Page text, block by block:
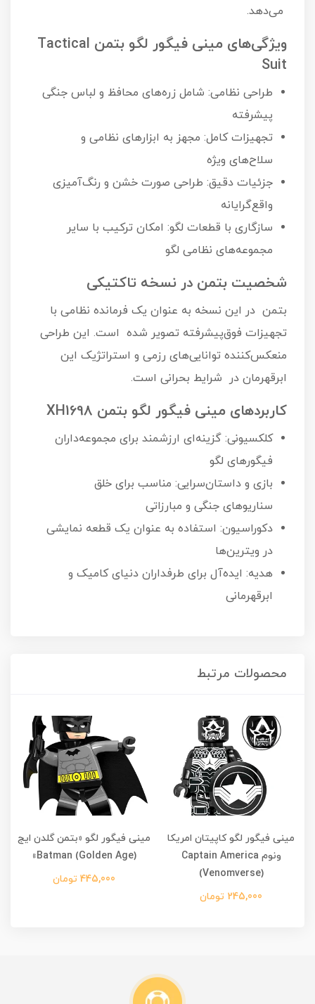
می‌دهد.
ویژگی‌های مینی فیگور لگو بتمن Tactical
Suit
طراحی نظامی: شامل زره‌های محافظ و لباس جنگی
پیشرفته
تجهیزات کامل: مجهز به ابزارهای نظامی و
سلاح‌های ویژه
جزئیات دقیق: طراحی صورت خشن و رنگ‌آمیزی
واقع‌گرایانه
سازگاری با قطعات لگو: امکان ترکیب با سایر
مجموعه‌های نظامی لگو
شخصیت بتمن در نسخه تاکتیکی
بتمن در این نسخه به عنوان یک فرمانده نظامی با
تجهیزات فوق‌پیشرفته تصویر شده است. این طراحی
منعکس‌کننده توانایی‌های رزمی و استراتژیک این
ابرقهرمان در شرایط بحرانی است.
کاربردهای مینی فیگور لگو بتمن XH1698
کلکسیونی: گزینه‌ای ارزشمند برای مجموعه‌داران
فیگورهای لگو
بازی و داستان‌سرایی: مناسب برای خلق
سناریوهای جنگی و مبارزاتی
دکوراسیون: استفاده به عنوان یک قطعه نمایشی
در ویترین‌ها
هدیه: ایده‌آل برای طرفداران دنیای کامیک و
ابرقهرمانی
محصولات مرتبط
مینی فیگور لگو کاپیتان امریکا
ونوم Captain America
(Venomverse)
245,000 تومان
مینی فیگور لگو «بتمن گلدن ایج
Batman (Golden Age)»
445,000 تومان